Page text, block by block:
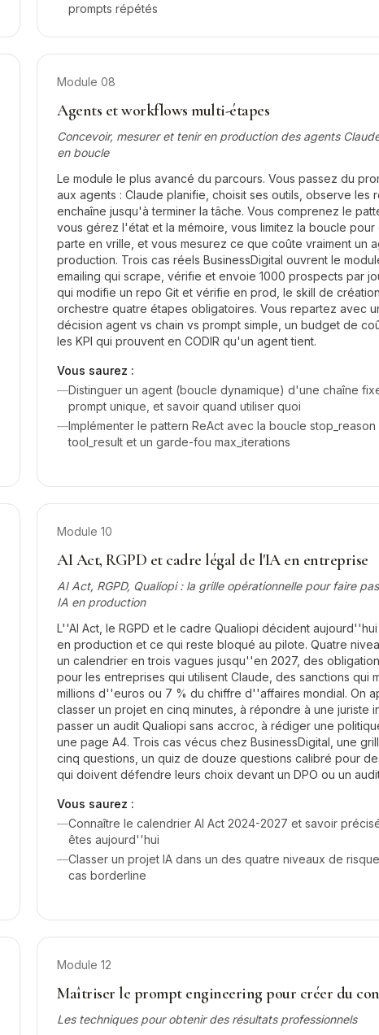
prompts répétés
Module 08
Agents et workflows multi-étapes
Concevoir, mesurer et tenir en production des agents
en boucle
Le module le plus avancé du parcours. Vous passez du
aux agents : Claude planifie, choisit ses outils, observe les
enchaîne jusqu'à terminer la tâche. Vous comprenez le
vous gérez l'état et la mémoire, vous limitez la boucle
parte en vrille, et vous mesurez ce que coûte vraiment un
production. Trois cas réels BusinessDigital ouvrent le
emailing qui scrape, vérifie et envoie 1000 prospects par
qui modifie un repo Git et vérifie en prod, le skill de
orchestre quatre étapes obligatoires. Vous repartez avec
décision agent vs chain vs prompt simple, un budget de
les KPI qui prouvent en CODIR qu'un agent tient.
Vous saurez :
—Distinguer un agent (boucle dynamique) d'une chaîne
prompt unique, et savoir quand utiliser quoi
—Implémenter le pattern ReAct avec la boucle
tool_result et un garde-fou max_iterations
Module 10
AI Act, RGPD et cadre légal de l'IA en entreprise
AI Act, RGPD, Qualiopi : la grille opérationnelle pour faire
IA en production
L''AI Act, le RGPD et le cadre Qualiopi décident
en production et ce qui reste bloqué au pilote. Quatre
un calendrier en trois vagues jusqu''en 2027, des
pour les entreprises qui utilisent Claude, des sanctions qui
millions d''euros ou 7 % du chiffre d''affaires mondial. On
classer un projet en cinq minutes, à répondre à une juriste
passer un audit Qualiopi sans accroc, à rédiger une
une page A4. Trois cas vécus chez BusinessDigital, une
cinq questions, un quiz de douze questions calibré pour
qui doivent défendre leurs choix devant un DPO ou un
Vous saurez :
—Connaître le calendrier AI Act 2024-2027 et savoir
êtes aujourd''hui
—Classer un projet IA dans un des quatre niveaux de
cas borderline
Module 12
Maîtriser le prompt engineering pour créer du
Les techniques pour obtenir des résultats professionnels